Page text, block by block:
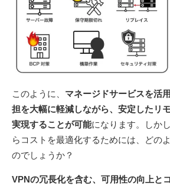
このように、 マネージドサービスを活
担を大幅に軽減しながら、安定したリ
実現することが可能になります。しか
らコストを最適化するためには、どの
のでしょうか？
VPNの冗長化を含む、可用性の向上と